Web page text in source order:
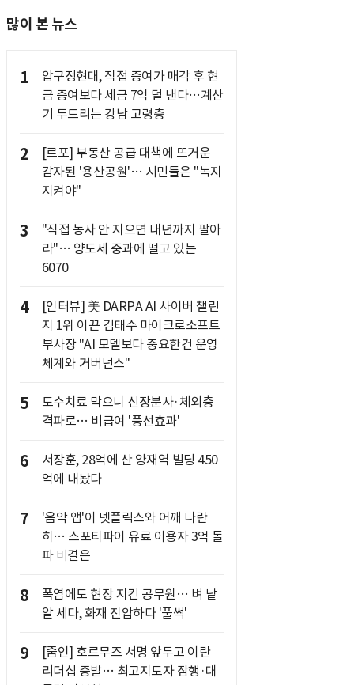
많이 본 뉴스
1
압구정현대, 직접 증여가 매각 후 현
금 증여보다 세금 7억 덜 낸다…계산
기 두드리는 강남 고령층
2
[르포] 부동산 공급 대책에 뜨거운
감자된 '용산공원'… 시민들은 "녹지
지켜야"
3
"직접 농사 안 지으면 내년까지 팔아
라"… 양도세 중과에 떨고 있는
6070
4
[인터뷰] 美 DARPA AI 사이버 챌린
지 1위 이끈 김태수 마이크로소프트
부사장 "AI 모델보다 중요한건 운영
체계와 거버넌스"
5
도수치료 막으니 신장분사·체외충
격파로… 비급여 '풍선효과'
6
서장훈, 28억에 산 양재역 빌딩 450
억에 내놨다
7
'음악 앱'이 넷플릭스와 어깨 나란
히… 스포티파이 유료 이용자 3억 돌
파 비결은
8
폭염에도 현장 지킨 공무원… 벼 낱
알 세다, 화재 진압하다 '풀썩'
9
[줌인] 호르무즈 서명 앞두고 이란
리더십 증발… 최고지도자 잠행·대